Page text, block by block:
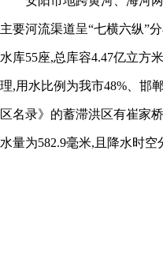
主要河流渠道呈“七横六纵”
水库55座,总库容4.47亿立方
理,用水比例为我市48%、邯
区名录》的蓄滞洪区有崔家
水量为582.9毫米,且降水时